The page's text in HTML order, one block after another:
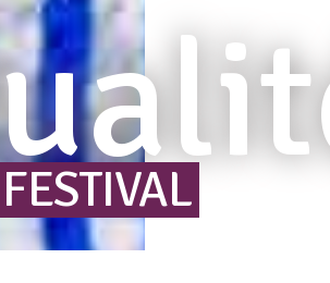
FESTIVAL